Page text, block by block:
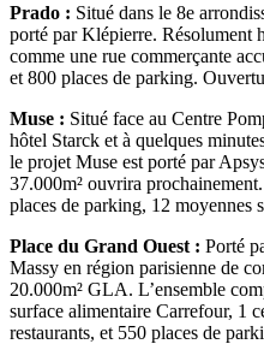
Prado : Situé dans le 8e
porté par Klépierre. Résolument
comme une rue commerçante
et 800 places de parking.
Muse : Situé face au Centre
hôtel Starck et à quelques
le projet Muse est porté par
37.000m² ouvrira
places de parking, 12 moyennes
Place du Grand Ouest : Porté
Massy en région parisienne de
20.000m² GLA. L’ensemble
surface alimentaire Carrefour, 1
restaurants, et 550 places de